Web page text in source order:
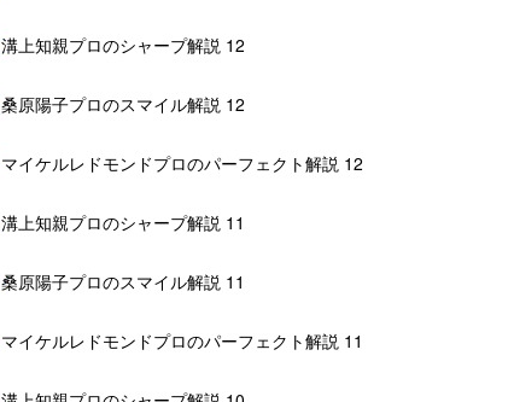
溝上知親プロのシャープ解説 12
桑原陽子プロのスマイル解説 12
マイケルレドモンドプロのパーフェクト解説 12
溝上知親プロのシャープ解説 11
桑原陽子プロのスマイル解説 11
マイケルレドモンドプロのパーフェクト解説 11